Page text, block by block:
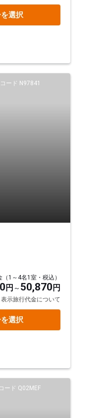
選択
ード N97841
1～4名1室・税込）
円 50,870 円
表示旅行代金について
選択
ード Q02MEF